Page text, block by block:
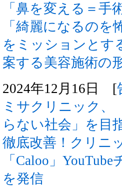
「鼻を変える＝手
「綺麗になるの
をミッションとす
案する美容施術の
2024年12月16日 [
ミサクリニック、
らない社会」を目
徹底改善！クリニ
「Caloo」
を発信